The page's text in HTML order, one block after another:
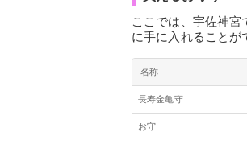
ここでは、宇佐神
に手に入れることが
名称
長寿金亀守
お守